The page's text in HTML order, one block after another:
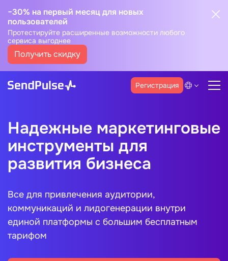
−30% на первый месяц для новых
пользователей
Протестируйте расширенные возможности любого
сервиса выгоднее
Получить скидку
Регистрация
Надежные маркетинговые
инструменты для
развития бизнеса
Все для привлечения аудитории,
коммуникаций и лидогенерации внутри
единой платформы с большим бесплатным
тарифом